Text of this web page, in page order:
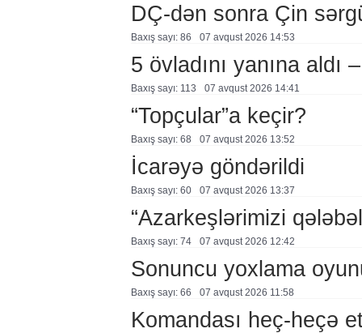
DÇ-dən sonra Çin
Baxış sayı: 86 07 avqust 2026 14:53
5 övladını yanına aldı
Baxış sayı: 113 07 avqust 2026 14:41
“Topçular”a keçir?
Baxış sayı: 68 07 avqust 2026 13:52
İcarəyə göndərildi
Baxış sayı: 60 07 avqust 2026 13:37
“Azarkeşlərimizi
Baxış sayı: 74 07 avqust 2026 12:42
Sonuncu yoxlama
Baxış sayı: 66 07 avqust 2026 11:58
Komandası heç-heçə